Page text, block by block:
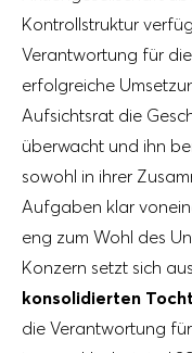
Kontrollstruktur
Verantwortung für
erfolgreiche
Aufsichtsrat die
überwacht und ihn
sowohl in ihrer
Aufgaben klar
eng zum Wohl des
Konzern setzt sich
konsolidierten
die Verantwortung